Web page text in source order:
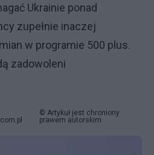
Ukrainie ponad
zupełnie inaczej
w programie 500 plus.
zadowoleni
© Artykuł jest chroniony
prawem autorskim.